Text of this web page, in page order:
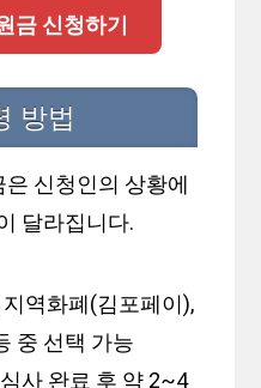
금 신청하기
방법
신청인의 상황에
달라집니다.
지역화폐(김포페이),
중 선택 가능
사 완료 후 약 2~4